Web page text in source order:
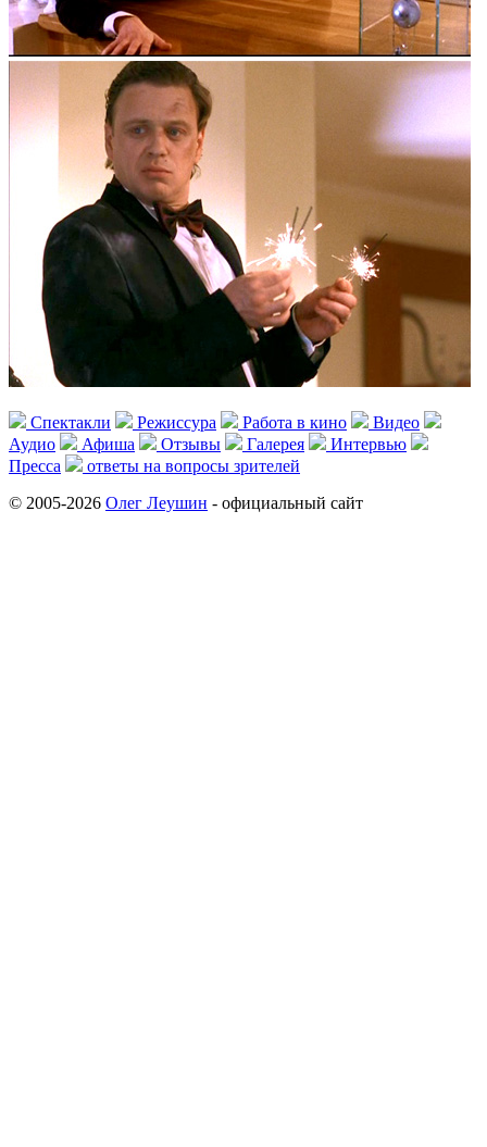
Спектакли Режиссура Работа в кино
Видео
Аудио
Афиша Отзывы Галерея
Интервью
Пресса
ответы на вопросы зрителей
© 2005-2026 Олег Леушин - официальный сайт